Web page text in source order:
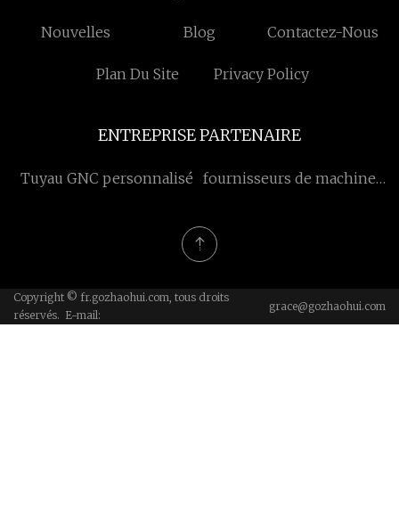
Nouvelles Blog Contactez-Nous
Plan Du Site Privacy Policy
ENTREPRISE PARTENAIRE
Tuyau GNC personnalisé fournisseurs de machines
Copyright © fr.gozhaohui.com, tous droits
réservés. E-mail:
grace@gozhaohui.com